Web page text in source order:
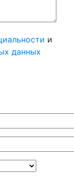
и
данных